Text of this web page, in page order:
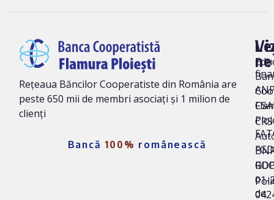
Rețeaua Băncilor Cooperatiste din România are
peste 650 mii de membri asociați și 1 milion de
clienți
Bancă 100% românească
ne
01-
de